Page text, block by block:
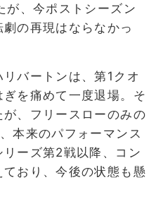
が、今ポストシーズン
の再現はならなかっ
バートンは、第1クオ
を痛めて一度退場。そ
、フリースローのみの
本来のパフォーマンス
ーズ第2戦以降、コン
おり、今後の状態も懸